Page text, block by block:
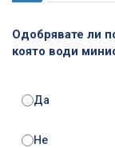
Одобрявате ли
която води
Да
Не